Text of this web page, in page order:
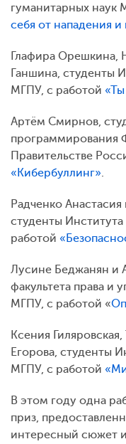
гуманитарных наук
себя от нападения
Глафира Орешкина,
Ганшина, студенты
МГПУ, с работой
Артём Смирнов,
программирования
Правительстве
«Кибербуллинг».
Радченко
студенты
работой
Лусине Беджанян и
факультета права и
МГПУ, с работой «
Ксения
Егорова, студенты
МГПУ, с работой
В этом году одна
приз,
интересный сюжет